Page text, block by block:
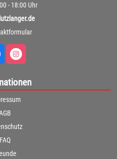
- 18:00 Uhr
FAQ